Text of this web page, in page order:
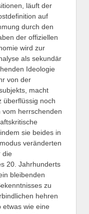
läuft der
auf
durch den
der offiziellen
wird zur
als sekundär
Ideologie
von der
macht
überflüssig noch
vom herrschenden
sie beides in
veränderten
die
20. Jahrhunderts
bleibenden
zu
hehren
etwas wie eine